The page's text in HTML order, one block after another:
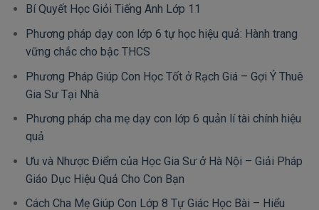
Bí Quyết Học Giỏi Tiếng Anh Lớp 11
Phương pháp dạy con lớp 6 tự học hiệu quả: Hành trang
vững chắc cho bậc THCS
Phương Pháp Giúp Con Học Tốt ở Rạch Giá – Gợi Ý Thuê
Gia Sư Tại Nhà
Phương pháp cha mẹ dạy con lớp 6 quản lí tài chính hiệu
quả
Ưu và Nhược Điểm của Học Gia Sư ở Hà Nội – Giải Pháp
Giáo Dục Hiệu Quả Cho Con Bạn
Cách Cha Mẹ Giúp Con Lớp 8 Tự Giác Học Bài – Hiểu